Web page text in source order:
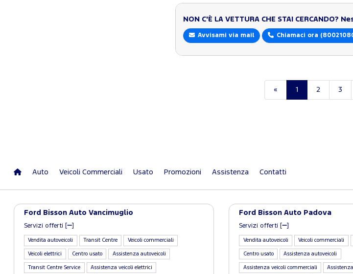
NON C'È LA VETTURA CHE STAI CERCANDO?
Avvisami via mail Chiamaci ora
« 1 2 3
Auto Veicoli Commerciali Usato Promozioni Assistenza Contatti
Ford Bisson Auto Vancimuglio
Servizi offerti [
Vendita autoveicoli Transit Centre Veicoli commerciali
Veicoli elettrici Centro usato Assistenza autoveicoli
Transit Centre Service Assistenza veicoli elettrici
Ford Bisson Auto Padova
Servizi offerti [
Vendita autoveicoli Veicoli commerciali
Centro usato Assistenza autoveicoli
Assistenza veicoli commerciali